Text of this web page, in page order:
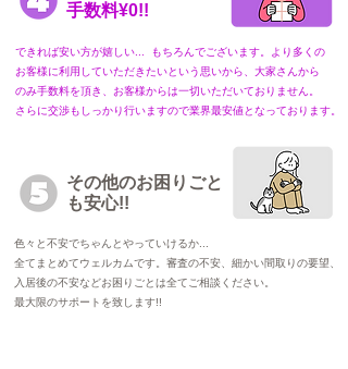
手数料¥0!!
できれば安い方が嬉しい... もちろんでございます。
より多くの
お客様に利用していただきたいという思いから、大家さんから
のみ手数料を頂き、お客様からは一切いただいておりません。
さらに交渉もしっかり行いますので業界最安値となっております。
その他のお困りごと
も安心!!
色々と不安でちゃんとやっていけるか...
全てまとめてウェルカムです。審査の不安、細かい間取りの要望、
入居後の不安などお困りごとは全てご相談ください。
最大限のサポートを致します!!